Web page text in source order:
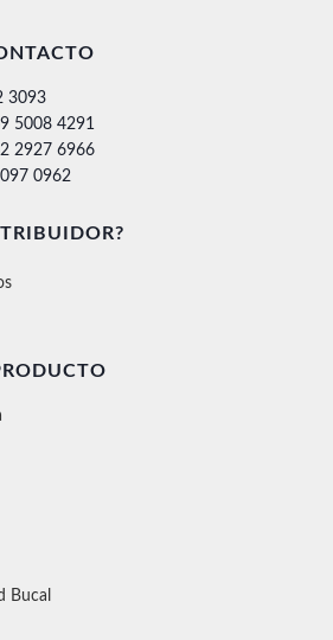
3093
5008 4291
2927 6966
0962
Bucal